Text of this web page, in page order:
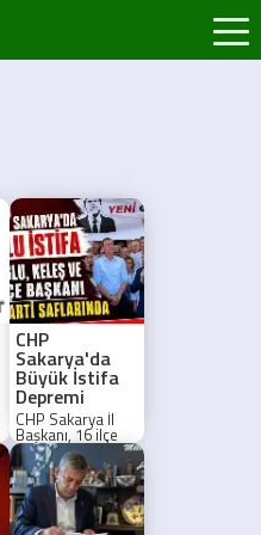
CHP
Sakarya'da
Büyük İstifa
Depremi
CHP Sakarya İl
Başkanı, 16 ilçe
başkanı ve Parti
Meclisi Üyesi
Ecevit Keleş,
partilerinden
istifa ederek Yeni
Parti'ye katıldı.